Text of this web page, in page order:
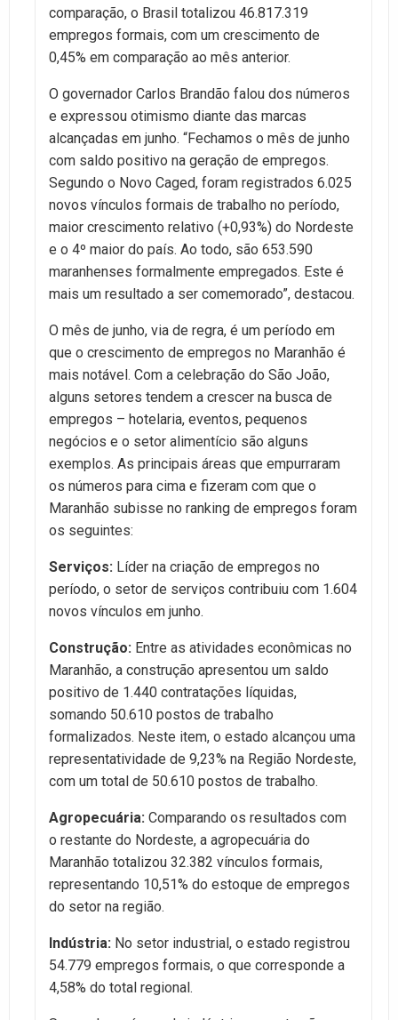
comparação, o Brasil totalizou 46.817.319
empregos formais, com um crescimento de
0,45% em comparação ao mês anterior.
O governador Carlos Brandão falou dos números
e expressou otimismo diante das marcas
alcançadas em junho. “Fechamos o mês de junho
com saldo positivo na geração de empregos.
Segundo o Novo Caged, foram registrados 6.025
novos vínculos formais de trabalho no período,
maior crescimento relativo (+0,93%) do Nordeste
e o 4º maior do país. Ao todo, são 653.590
maranhenses formalmente empregados. Este é
mais um resultado a ser comemorado”, destacou.
O mês de junho, via de regra, é um período em
que o crescimento de empregos no Maranhão é
mais notável. Com a celebração do São João,
alguns setores tendem a crescer na busca de
empregos – hotelaria, eventos, pequenos
negócios e o setor alimentício são alguns
exemplos. As principais áreas que empurraram
os números para cima e fizeram com que o
Maranhão subisse no ranking de empregos foram
os seguintes:
Serviços: Líder na criação de empregos no
período, o setor de serviços contribuiu com 1.604
novos vínculos em junho.
Construção: Entre as atividades econômicas no
Maranhão, a construção apresentou um saldo
positivo de 1.440 contratações líquidas,
somando 50.610 postos de trabalho
formalizados. Neste item, o estado alcançou uma
representatividade de 9,23% na Região Nordeste,
com um total de 50.610 postos de trabalho.
Agropecuária: Comparando os resultados com
o restante do Nordeste, a agropecuária do
Maranhão totalizou 32.382 vínculos formais,
representando 10,51% do estoque de empregos
do setor na região.
Indústria: No setor industrial, o estado registrou
54.779 empregos formais, o que corresponde a
4,58% do total regional.